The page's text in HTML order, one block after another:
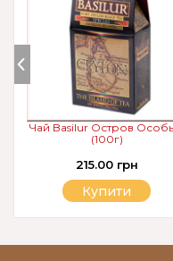
Чай Basilur Остров
(100г)
215.00 грн
Купити